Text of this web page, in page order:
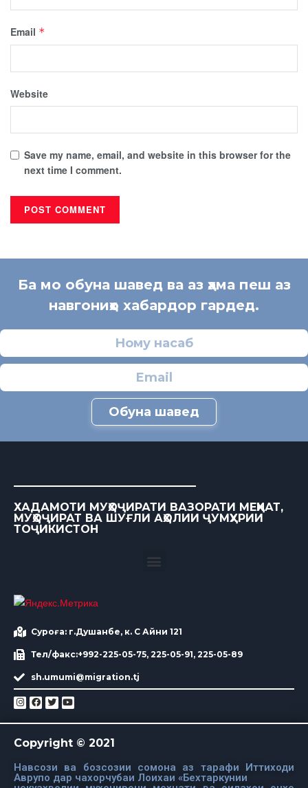
Email *
Website
Save my name, email, and website in this browser for the
next time I comment.
Ба мо обуна шавед ва аз ҳама пеш аз
навгониҳо хабардор гардед.
Обуна шавед
ХАДАМОТИ МУҲОҶИРАТИ ВАЗОРАТИ МЕҲНАТ,
МУҲОҶИРАТ ВА ШУҒЛИ АҲОЛИИ ҶУМҲУРИИ
ТОҶИКИСТОН
Суроға: г.Душанбе, к. С Айни 121
Тел/факс:+992-225-05-75, 225-05-91, 225-05-89
sh.umumi@migration.tj
Copyright © 2021
Навсози ва бозсозии сомона аз тарафи Иттиходи
Аврупо дар чахорчубаи Лоихаи «Бехтаркунии